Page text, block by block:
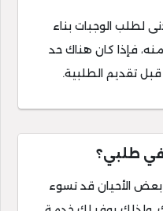
لطلب الوجبات بناء
فإذا كان هناك حد
تقديم الطلبية.
في طلبي؟
الأحيان قد تسوء